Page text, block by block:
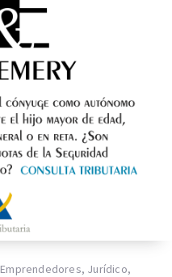
Emprendedores, Jurídico,